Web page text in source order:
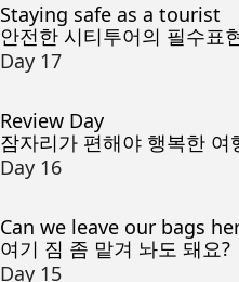
Staying safe as a tourist
안전한 시티투어의 필수표
Day 17
Review Day
잠자리가 편해야 행복한 여
Day 16
Can we leave our bags
여기 짐 좀 맡겨 놔도 돼요?
Day 15